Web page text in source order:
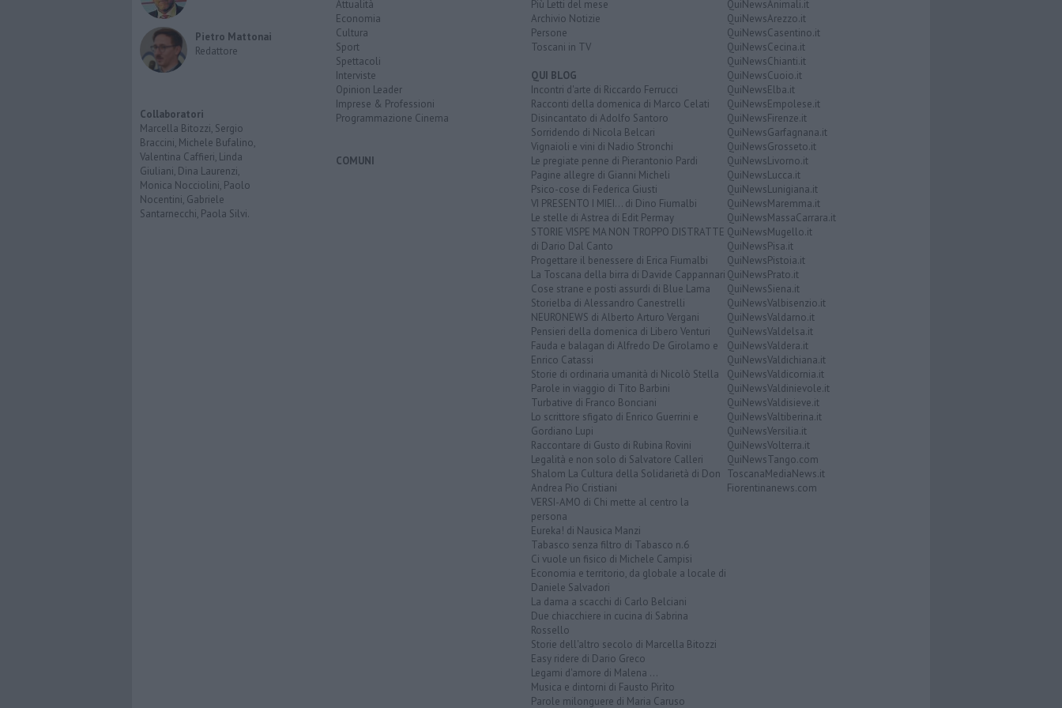
Pietro Mattonai
Redattore
Collaboratori
Marcella Bitozzi, Sergio
Braccini, Michele Bufalino,
Valentina Caffieri, Linda
Giuliani, Dina Laurenzi,
Monica Nocciolini, Paolo
Nocentini, Gabriele
Santarnecchi, Paola Silvi.
Attualità
Economia
Cultura
Sport
Spettacoli
Interviste
Opinion Leader
Imprese & Professioni
Programmazione Cinema
COMUNI
Più Letti del mese
Archivio Notizie
Persone
Toscani in TV
QUI BLOG
Incontri d'arte di Riccardo Ferrucci
Racconti della domenica di Marco Celati
Disincantato di Adolfo Santoro
Sorridendo di Nicola Belcari
Vignaioli e vini di Nadio Stronchi
Le pregiate penne di Pierantonio Pardi
Pagine allegre di Gianni Micheli
Psico-cose di Federica Giusti
VI PRESENTO I MIEI... di Dino Fiumalbi
Le stelle di Astrea di Edit Permay
STORIE VISPE MA NON TROPPO DISTRATTE
di Dario Dal Canto
Progettare il benessere di Erica Fiumalbi
La Toscana della birra di Davide Cappannari
Cose strane e posti assurdi di Blue Lama
Storielba di Alessandro Canestrelli
NEURONEWS di Alberto Arturo Vergani
Pensieri della domenica di Libero Venturi
Fauda e balagan di Alfredo De Girolamo e
Enrico Catassi
Storie di ordinaria umanità di Nicolò Stella
Parole in viaggio di Tito Barbini
Turbative di Franco Bonciani
Lo scrittore sfigato di Enrico Guerrini e
Gordiano Lupi
Raccontare di Gusto di Rubina Rovini
Legalità e non solo di Salvatore Calleri
Shalom La Cultura della Solidarietà di Don
Andrea Pio Cristiani
VERSI-AMO di Chi mette al centro la
persona
Eureka! di Nausica Manzi
Tabasco senza filtro di Tabasco n.6
Ci vuole un fisico di Michele Campisi
Economia e territorio, da globale a locale di
Daniele Salvadori
La dama a scacchi di Carlo Belciani
Due chiacchiere in cucina di Sabrina
Rossello
Storie dell'altro secolo di Marcella Bitozzi
Easy ridere di Dario Greco
Legami d'amore di Malena ...
Musica e dintorni di Fausto Pirìto
Parole milonguere di Maria Caruso
QuiNewsAnimali.it
QuiNewsArezzo.it
QuiNewsCasentino.it
QuiNewsCecina.it
QuiNewsChianti.it
QuiNewsCuoio.it
QuiNewsElba.it
QuiNewsEmpolese.it
QuiNewsFirenze.it
QuiNewsGarfagnana.it
QuiNewsGrosseto.it
QuiNewsLivorno.it
QuiNewsLucca.it
QuiNewsLunigiana.it
QuiNewsMaremma.it
QuiNewsMassaCarrara.it
QuiNewsMugello.it
QuiNewsPisa.it
QuiNewsPistoia.it
QuiNewsPrato.it
QuiNewsSiena.it
QuiNewsValbisenzio.it
QuiNewsValdarno.it
QuiNewsValdelsa.it
QuiNewsValdera.it
QuiNewsValdichiana.it
QuiNewsValdicornia.it
QuiNewsValdinievole.it
QuiNewsValdisieve.it
QuiNewsValtiberina.it
QuiNewsVersilia.it
QuiNewsVolterra.it
QuiNewsTango.com
ToscanaMediaNews.it
Fiorentinanews.com